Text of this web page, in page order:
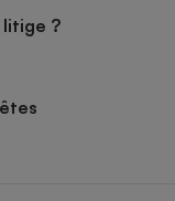
litige ?